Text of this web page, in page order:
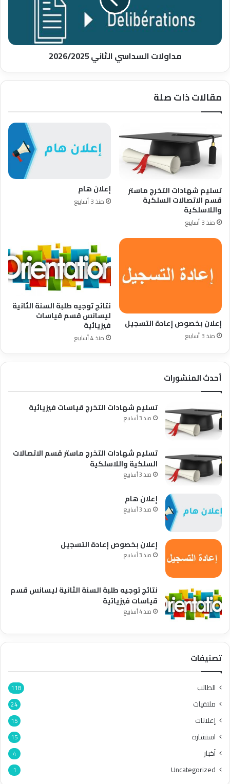
مداولات السداسي الثاني 2026/2025
مقالات ذات صلة
تسليم شهادات التخرج ماستر
قسم الاتصالات السلكية
واللاسلكية
منذ 3 أسابيع
إعلان هام
منذ 3 أسابيع
إعلان بخصوص إعادة التسجيل
منذ 3 أسابيع
نتائج توجيه طلبة السنة الثانية
ليسانس قسم قياسات
فيزيائية
منذ 4 أسابيع
أحدث المنشورات
تسليم شهادات التخرج قياسات فيزيائية
منذ 3 أسابيع
تسليم شهادات التخرج ماستر قسم الاتصالات
السلكية واللاسلكية
منذ 3 أسابيع
إعلان هام
منذ 3 أسابيع
إعلان بخصوص إعادة التسجيل
منذ 3 أسابيع
نتائج توجيه طلبة السنة الثانية ليسانس قسم
قياسات فيزيائية
منذ 4 أسابيع
تصنيفات
الطالب 118
ملتقيات 24
إعلانات 15
استشارة 15
أخبار 4
Uncategorized
1